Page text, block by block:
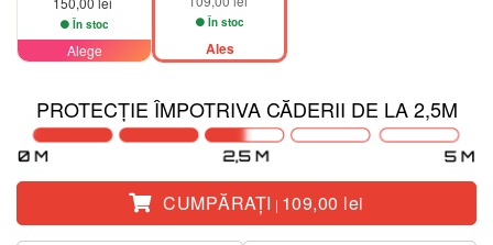
În stoc
Alege
În stoc
Ales
PROTECȚIE ÎMPOTRIVA CĂDERII DE LA 2,5M
CUMPĂRAŢI | 109,00 lei